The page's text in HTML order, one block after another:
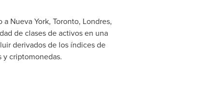
a Nueva York, Toronto, Londres,
de clases de activos en una
derivados de los índices de
y criptomonedas.